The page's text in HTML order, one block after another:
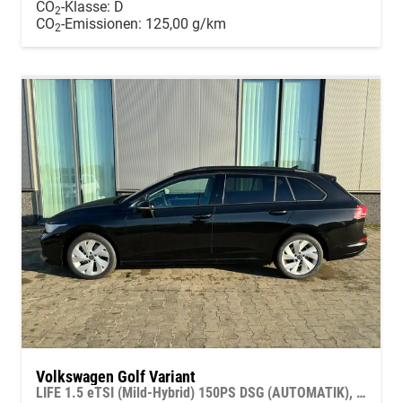
CO2-Klasse: D
CO2-Emissionen: 125,00 g/km
Volkswagen Golf Variant
LIFE 1.5 eTSI (Mild-Hybrid) 150PS DSG (AUTOMATIK), WINTERPAKET, 16" Alu, Adaptiver Tempomat ACC, Sicht-Paket, Digital Cockpit Pro, LED-Scheinwerfer, Radio Composition 10,3" + Wireless App-Connect, Parksensoren vorne und hinten, Climatronic, M-Lederlenkrad,